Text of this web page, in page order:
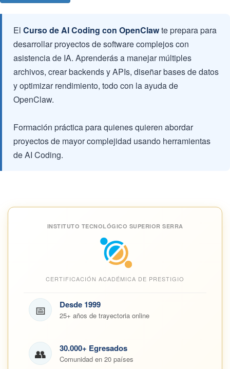
El Curso de AI Coding con OpenClawte prepara para
desarrollar proyectos de software complejos con
asistencia de IA. Aprenderás a manejar múltiples
archivos, crear backends y APIs, diseñar bases de datos
y optimizar rendimiento, todo con la ayuda de
OpenClaw.
Formación práctica para quienes quieren abordar
proyectos de mayor complejidad usando herramientas
de AI Coding.
INSTITUTO TECNOLÓGICO SUPERIOR SERRA
CERTIFICACIÓN ACADÉMICA DE PRESTIGIO
📅 Desde 1999
25+ años de trayectoria online
👥 30.000+ Egresados
Comunidad en 20 países